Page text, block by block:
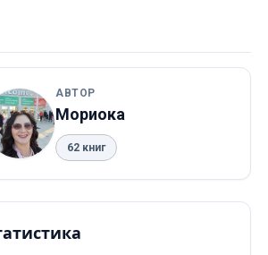
АВТОР
Мориока
62 книг